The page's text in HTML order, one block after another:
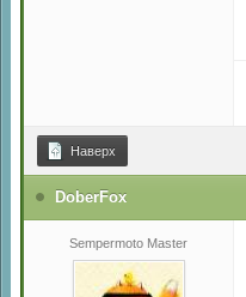
Наверх
DoberFox
Sempermoto Master